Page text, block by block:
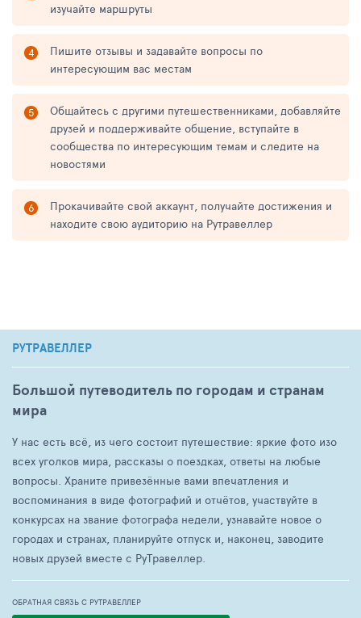
изучайте маршруты
Пишите отзывы и задавайте вопросы по
интересующим вас местам
Общайтесь с другими путешественниками, добавляйте
друзей и поддерживайте общение, вступайте в
сообщества по интересующим темам и следите на
новостями
Прокачивайте свой аккаунт, получайте достижения и
находите свою аудиторию на Рутравеллер
РУТРАВЕЛЛЕР
Большой путеводитель по городам и странам
мира
У нас есть всё, из чего состоит путешествие: яркие фото изо
всех уголков мира, рассказы о поездках, ответы на любые
вопросы. Храните привезённые вами впечатления и
воспоминания в виде фотографий и отчётов, участвуйте в
конкурсах на звание фотографа недели, узнавайте новое о
городах и странах, планируйте отпуск и, наконец, заводите
новых друзей вместе с РуТравеллер.
ОБРАТНАЯ СВЯЗЬ С РУТРАВЕЛЛЕР